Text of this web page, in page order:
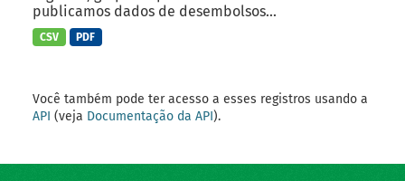
publicamos dados de desembolsos...
CSV PDF
Você também pode ter acesso a esses registros usando a
API (veja Documentação da API).